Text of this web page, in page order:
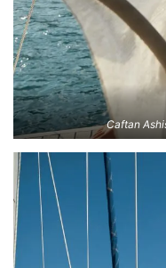
Caftan